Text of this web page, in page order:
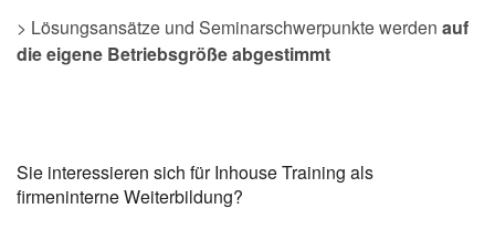
> Lösungsansätze und Seminarschwerpunkte werden auf
die eigene Betriebsgröße abgestimmt
Sie interessieren sich für Inhouse Training als
firmeninterne Weiterbildung?